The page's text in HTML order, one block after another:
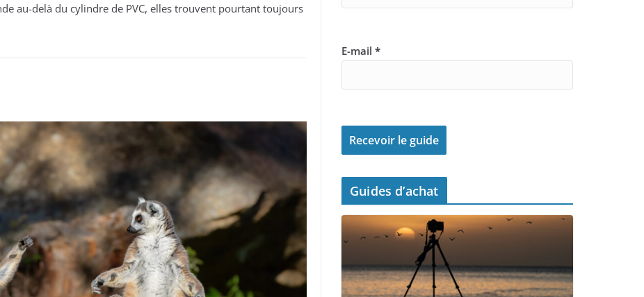
au-delà du cylindre de PVC, elles trouvent pourtant toujours
E-mail *
Guides d’achat